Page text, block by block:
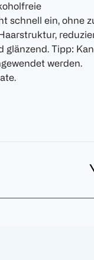
schnell ein, ohne
glänzend. Tipp:
werden.